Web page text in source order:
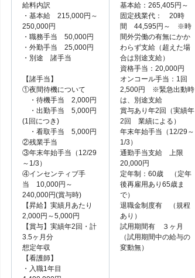
給料内訳
・基本給 215,000円～
250,000円
・職務手当 50,000円
・外勤手当 25,000円
・別途 諸手当
【諸手当】
①夜間待機について
・待機手当 2,000円
・出勤手当 5,000円
(1回につき)
・看取手当 5,000円
②残業手当
③年末年始手当（12/29
～1/3）
④インセンティブ手
当 10,000円～
240,000円(賞与時)
【昇給】実績月あたり
2,000円～5,000円
【賞与】実績年2回・計
3.5ヶ月分
想定年収
【看護師】
・入職1年目
基本給：265,405円～
固定残業代： 20時
間 44,595円～ ※時
間外労働の有無にかか
わらず支給（超えた場
合は別途支給）
資格手当：20,000円
オンコール手当：1回
2,500円 ※緊急出動時
は、別途支給
賞与あり年2回（実績年
2回 業績による）
年末年始手当（12/29～
1/3）
通勤手当支給 上限
20,000円
定年制：60歳 （定年
後再雇用あり65歳ま
で）
退職金制度有 （規程
あり）
試用期間有 ３ヶ月
（試用期間中の給与の
変動無）